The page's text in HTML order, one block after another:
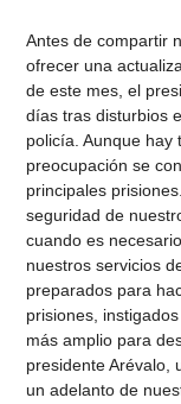
Antes de compartir
ofrecer una
de este mes, el
días tras disturbios
policía. Aunque hay
preocupación se
principales
seguridad de
cuando es
nuestros servicios
preparados para
prisiones,
más amplio para
presidente Arévalo,
un adelanto de